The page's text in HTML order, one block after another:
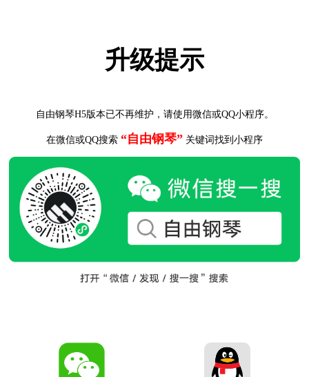
升级提示
自由钢琴H5版本已不再维护，请使用微信或QQ小程序。
在微信或QQ搜索 “自由钢琴” 关键词找到小程序